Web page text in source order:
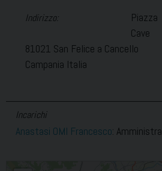
Indirizzo:
Piazza
Cave
81021 San Felice a Cancello
Campania Italia
Incarichi
Anastasi OMI Francesco: